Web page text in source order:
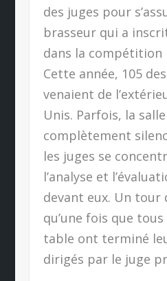
des juges pour
brasseur qui a
dans la compétition
Cette année, 105
venaient de
Unis. Parfois, la
complètement
les juges se
l’analyse et
devant eux. Un tour
qu’une fois que
table ont terminé
dirigés par le juge